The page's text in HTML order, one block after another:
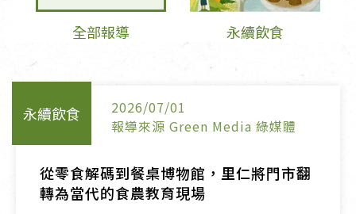
全部報導 永續飲食
永續飲食
2026/07/01
報導來源 Green Media 綠媒體
從零食解碼到餐桌博物館，里仁將門市翻
轉為當代的食農教育現場